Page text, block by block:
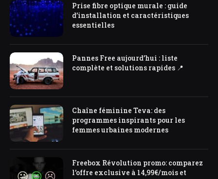
Prise fibre optique murale : guide
d’installation et caractéristiques
essentielles
Pannes Free aujourd’hui : liste
complète et solutions rapides 📍
Chaîne féminine Teva: des
programmes inspirants pour les
femmes urbaines modernes
Freebox Révolution promo: comparez
l’offre exclusive à 14,99€/mois et